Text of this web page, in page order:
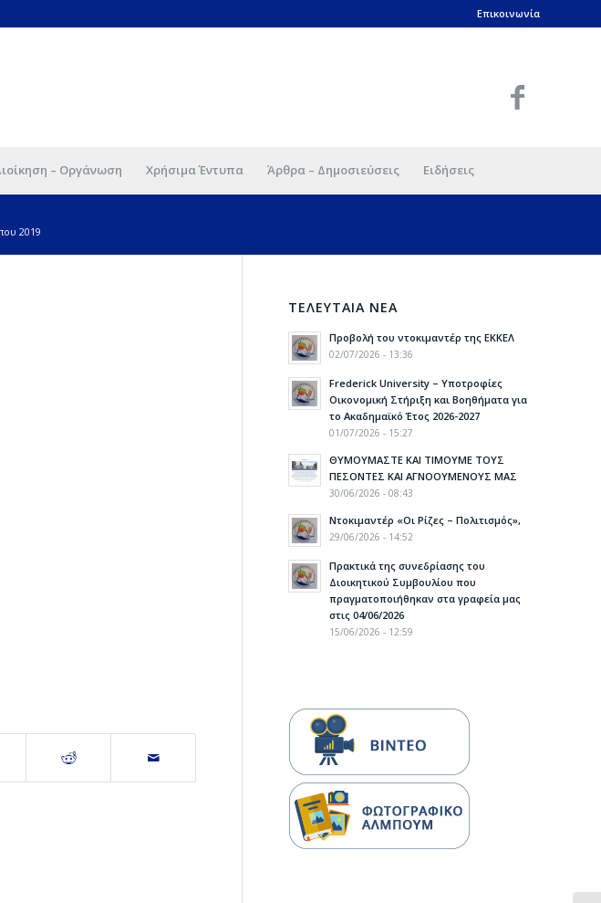
Επικοινωνία
– Οργάνωση Χρήσιμα Έντυπα Άρθρα – Δημοσιεύσεις Ειδήσεις
2019
ΤΕΛΕΥΤΑΙΑ ΝΕΑ
Προβολή του ντοκιμαντέρ της ΕΚΚΕΛ
02/07/2026 - 13:36
Frederick University – Υποτροφίες
Οικονομική Στήριξη και Βοηθήματα για
το Ακαδημαϊκό Έτος 2026-2027
01/07/2026 - 15:27
ΘΥΜΟΥΜΑΣΤΕ ΚΑΙ ΤΙΜΟΥΜΕ ΤΟΥΣ
ΠΕΣΟΝΤΕΣ ΚΑΙ ΑΓΝΟΟΥΜΕΝΟΥΣ ΜΑΣ
30/06/2026 - 08:43
Ντοκιμαντέρ «Οι Ρίζες – Πολιτισμός»,
29/06/2026 - 14:52
Πρακτικά της συνεδρίασης του
Διοικητικού Συμβουλίου που
πραγματοποιήθηκαν στα γραφεία μας
στις 04/06/2026
15/06/2026 - 12:59